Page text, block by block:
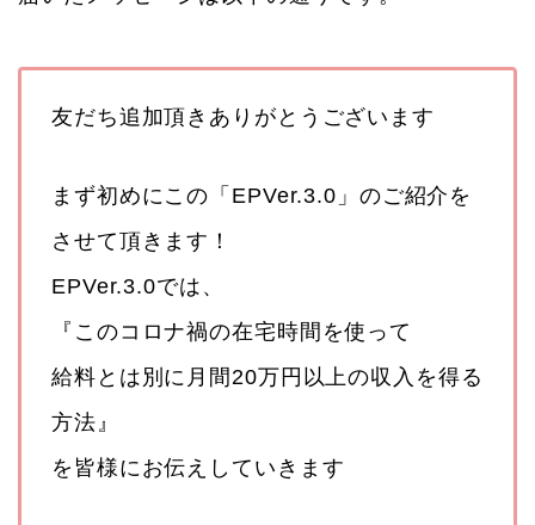
友だち追加頂きありがとうございます
まず初めにこの「EPVer.3.0」のご紹介を
させて頂きます！
EPVer.3.0では、
『このコロナ禍の在宅時間を使って
給料とは別に月間20万円以上の収入を得る
方法』
を皆様にお伝えしていきます